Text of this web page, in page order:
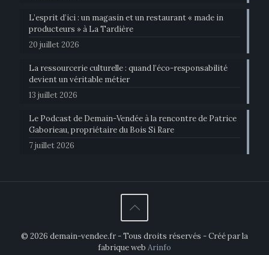
L’esprit d’ici : un magasin et un restaurant « made in
producteurs » à La Tardière
20 juillet 2026
La ressourcerie culturelle : quand l’éco-responsabilité
devient un véritable métier
13 juillet 2026
Le Podcast de Demain-Vendée à la rencontre de Patrice
Gaborieau, propriétaire du Bois Si Rare
7 juillet 2026
© 2026 demain-vendee.fr - Tous droits réservés - Créé par la
fabrique web Arinfo